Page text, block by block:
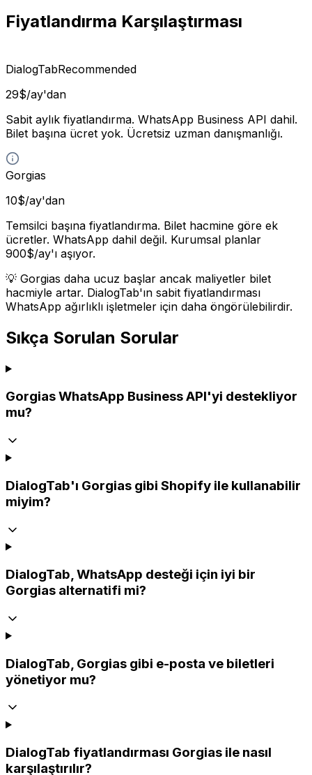
Fiyatlandırma Karşılaştırması
DialogTabRecommended
29$/ay'dan
Sabit aylık fiyatlandırma. WhatsApp Business API dahil.
Bilet başına ücret yok. Ücretsiz uzman danışmanlığı.
Gorgias
10$/ay'dan
Temsilci başına fiyatlandırma. Bilet hacmine göre ek
ücretler. WhatsApp dahil değil. Kurumsal planlar
900$/ay'ı aşıyor.
💡 Gorgias daha ucuz başlar ancak maliyetler bilet
hacmiyle artar. DialogTab'ın sabit fiyatlandırması
WhatsApp ağırlıklı işletmeler için daha öngörülebilirdir.
Sıkça Sorulan Sorular
Gorgias WhatsApp Business API'yi destekliyor
mu?
DialogTab'ı Gorgias gibi Shopify ile kullanabilir
miyim?
DialogTab, WhatsApp desteği için iyi bir
Gorgias alternatifi mi?
DialogTab, Gorgias gibi e-posta ve biletleri
yönetiyor mu?
DialogTab fiyatlandırması Gorgias ile nasıl
karşılaştırılır?